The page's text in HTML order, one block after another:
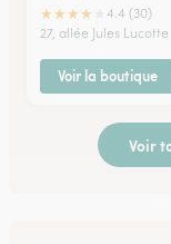
★★★★
4.4 (30)
27, allée Jules Lucotte
Voir la boutique
Voir